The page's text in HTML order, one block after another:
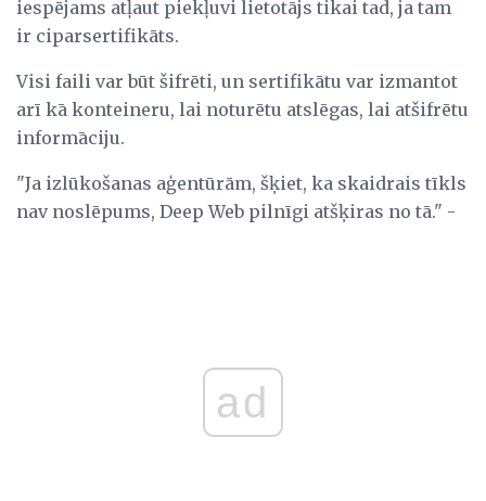
iespējams atļaut piekļuvi lietotājs tikai tad, ja tam
ir ciparsertifikāts.
Visi faili var būt šifrēti, un sertifikātu var izmantot
arī kā konteineru, lai noturētu atslēgas, lai atšifrētu
informāciju.
"Ja izlūkošanas aģentūrām, šķiet, ka skaidrais tīkls
nav noslēpums, Deep Web pilnīgi atšķiras no tā." -
ad